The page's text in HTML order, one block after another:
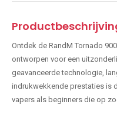
Ontdek de RandM Tornado
ontworpen voor een
geavanceerde technologie,
indrukwekkende prestaties is
vapers als beginners die op